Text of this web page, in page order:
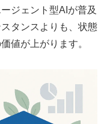
ジェント型AIが普及
タンスよりも、状態
値が上がります。